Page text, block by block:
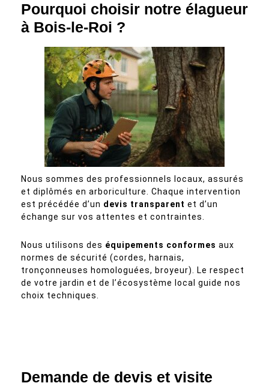
Pourquoi choisir notre élagueur
à Bois-le-Roi ?
Nous sommes des professionnels locaux, assurés
et diplômés en arboriculture. Chaque intervention
est précédée d’un devis transparent et d’un
échange sur vos attentes et contraintes.
Nous utilisons des équipements conformes aux
normes de sécurité (cordes, harnais,
tronçonneuses homologuées, broyeur). Le respect
de votre jardin et de l’écosystème local guide nos
choix techniques.
Demande de devis et visite